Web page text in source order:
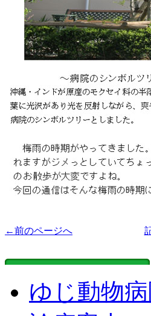
←前のページへ
ゆじ動物